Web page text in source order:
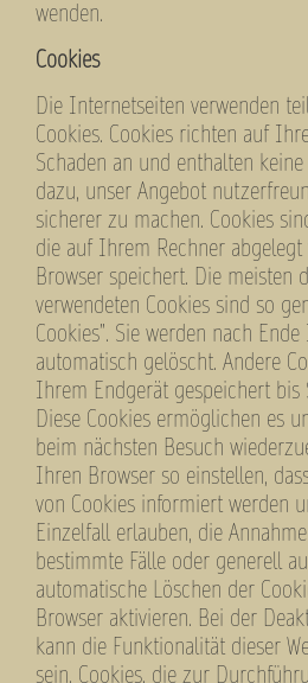
wenden.
Cookies
Die Internetseiten verwenden
Cookies. Cookies richten auf
Schaden an und enthalten
dazu, unser Angebot
sicherer zu machen. Cookies
die auf Ihrem Rechner
Browser speichert. Die meisten
verwendeten Cookies sind so
Cookies”. Sie werden nach
automatisch gelöscht. Andere
Ihrem Endgerät gespeichert bis
Diese Cookies ermöglichen es
beim nächsten Besuch
Ihren Browser so einstellen,
von Cookies informiert werden
Einzelfall erlauben, die
bestimmte Fälle oder generell
automatische Löschen der
Browser aktivieren. Bei der
kann die Funktionalität dieser
sein. Cookies, die zur